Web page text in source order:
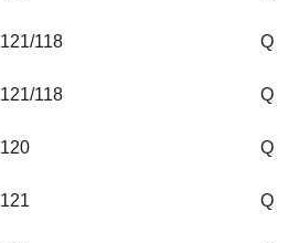
121/118 Q
121/118 Q
120 Q
121 Q